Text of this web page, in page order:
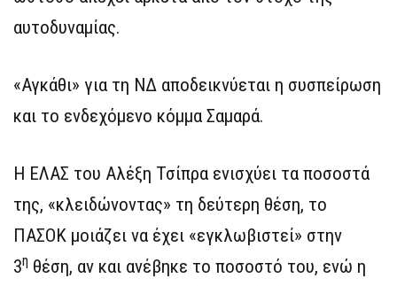
αυτοδυναμίας.
«Αγκάθι» για τη ΝΔ αποδεικνύεται η συσπείρωση
και το ενδεχόμενο κόμμα Σαμαρά.
Η ΕΛΑΣ του Αλέξη Τσίπρα ενισχύει τα ποσοστά
της, «κλειδώνοντας» τη δεύτερη θέση, το
ΠΑΣΟΚ μοιάζει να έχει «εγκλωβιστεί» στην
3η θέση, αν και ανέβηκε το ποσοστό του, ενώ η